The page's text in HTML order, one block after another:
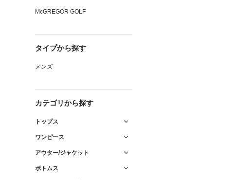
McGREGOR GOLF
タイプから探す
メンズ
カテゴリから探す
トップス
ワンピース
アウター/ジャケット
ボトムス